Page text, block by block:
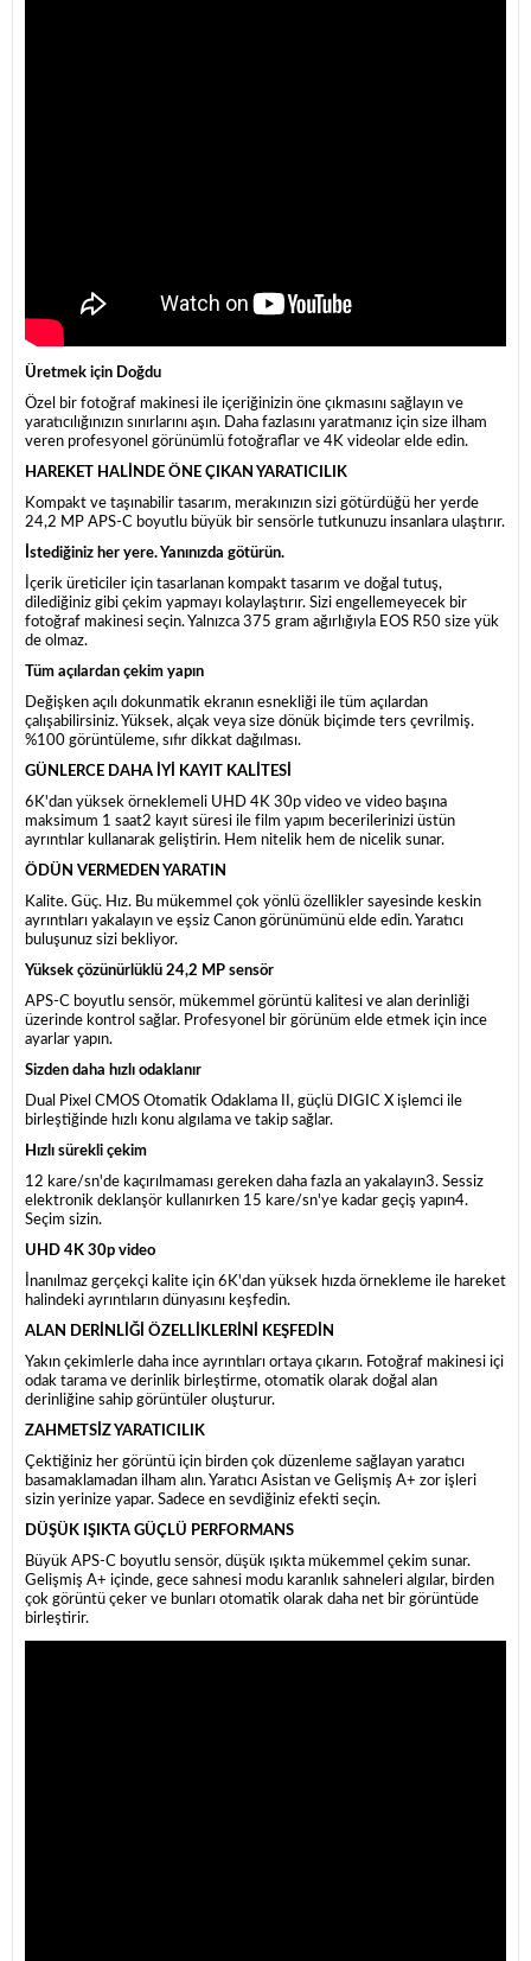
Üretmek için Doğdu
Özel bir fotoğraf makinesi ile içeriğinizin öne çıkmasını sağlayın ve
yaratıcılığınızın sınırlarını aşın. Daha fazlasını yaratmanız için size ilham
veren profesyonel görünümlü fotoğraflar ve 4K videolar elde edin.
HAREKET HALİNDE ÖNE ÇIKAN YARATICILIK
Kompakt ve taşınabilir tasarım, merakınızın sizi götürdüğü her yerde
24,2 MP APS-C boyutlu büyük bir sensörle tutkunuzu insanlara ulaştırır.
İstediğiniz her yere. Yanınızda götürün.
İçerik üreticiler için tasarlanan kompakt tasarım ve doğal tutuş,
dilediğiniz gibi çekim yapmayı kolaylaştırır. Sizi engellemeyecek bir
fotoğraf makinesi seçin. Yalnızca 375 gram ağırlığıyla EOS R50 size yük
de olmaz.
Tüm açılardan çekim yapın
Değişken açılı dokunmatik ekranın esnekliği ile tüm açılardan
çalışabilirsiniz. Yüksek, alçak veya size dönük biçimde ters çevrilmiş.
%100 görüntüleme, sıfır dikkat dağılması.
GÜNLERCE DAHA İYİ KAYIT KALİTESİ
6K'dan yüksek örneklemeli UHD 4K 30p video ve video başına
maksimum 1 saat2 kayıt süresi ile film yapım becerilerinizi üstün
ayrıntılar kullanarak geliştirin. Hem nitelik hem de nicelik sunar.
ÖDÜN VERMEDEN YARATIN
Kalite. Güç. Hız. Bu mükemmel çok yönlü özellikler sayesinde keskin
ayrıntıları yakalayın ve eşsiz Canon görünümünü elde edin. Yaratıcı
buluşunuz sizi bekliyor.
Yüksek çözünürlüklü 24,2 MP sensör
APS-C boyutlu sensör, mükemmel görüntü kalitesi ve alan derinliği
üzerinde kontrol sağlar. Profesyonel bir görünüm elde etmek için ince
ayarlar yapın.
Sizden daha hızlı odaklanır
Dual Pixel CMOS Otomatik Odaklama II, güçlü DIGIC X işlemci ile
birleştiğinde hızlı konu algılama ve takip sağlar.
Hızlı sürekli çekim
12 kare/sn'de kaçırılmaması gereken daha fazla an yakalayın3. Sessiz
elektronik deklanşör kullanırken 15 kare/sn'ye kadar geçiş yapın4.
Seçim sizin.
UHD 4K 30p video
İnanılmaz gerçekçi kalite için 6K'dan yüksek hızda örnekleme ile hareket
halindeki ayrıntıların dünyasını keşfedin.
ALAN DERİNLİĞİ ÖZELLİKLERİNİ KEŞFEDİN
Yakın çekimlerle daha ince ayrıntıları ortaya çıkarın. Fotoğraf makinesi içi
odak tarama ve derinlik birleştirme, otomatik olarak doğal alan
derinliğine sahip görüntüler oluşturur.
ZAHMETSİZ YARATICILIK
Çektiğiniz her görüntü için birden çok düzenleme sağlayan yaratıcı
basamaklamadan ilham alın. Yaratıcı Asistan ve Gelişmiş A+ zor işleri
sizin yerinize yapar. Sadece en sevdiğiniz efekti seçin.
DÜŞÜK IŞIKTA GÜÇLÜ PERFORMANS
Büyük APS-C boyutlu sensör, düşük ışıkta mükemmel çekim sunar.
Gelişmiş A+ içinde, gece sahnesi modu karanlık sahneleri algılar, birden
çok görüntü çeker ve bunları otomatik olarak daha net bir görüntüde
birleştirir.